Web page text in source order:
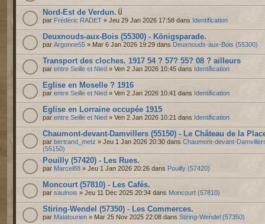
Nord-Est de Verdun.
par Frédéric RADET » Jeu 29 Jan 2026 17:58 dans Identification
Deuxnouds-aux-Bois (55300) - Königsparade.
par Argonne55 » Mar 6 Jan 2026 19:29 dans Deuxnouds-aux-Bois (55300)
Transport des cloches. 1917 54 ? 57? 55? 08 ? ailleurs
par entre Seille et Nied » Ven 2 Jan 2026 10:45 dans Identification
Eglise en Moselle ? 1916
par entre Seille et Nied » Ven 2 Jan 2026 10:41 dans Identification
Eglise en Lorraine occupée 1915
par entre Seille et Nied » Ven 2 Jan 2026 10:21 dans Identification
Chaumont-devant-Damvillers (55150) - Le Château de la
par bertrand_metz » Jeu 1 Jan 2026 20:30 dans Chaumont-devant-
(55150)
Pouilly (57420) - Les Rues.
par Marcel88 » Jeu 1 Jan 2026 20:26 dans Pouilly (57420)
Moncourt (57810) - Les Cafés.
par saulnois » Jeu 11 Déc 2025 20:34 dans Moncourt (57810)
Stiring-Wendel (57350) - Les Commerces.
par Malatourien » Mar 25 Nov 2025 22:08 dans Stiring-Wendel (57350)